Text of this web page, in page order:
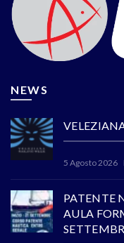
NEWS
5 Agosto 2026
PATENTE
AULA